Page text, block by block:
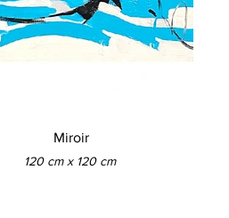
Miroir
120 cm x 120 cm